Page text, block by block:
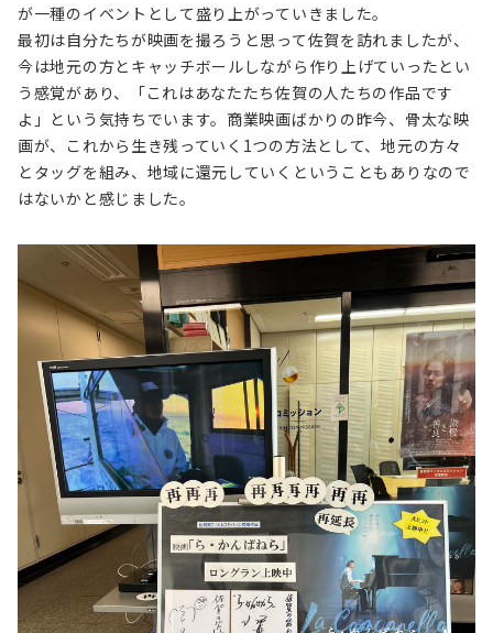
が一種のイベントとして盛り上がっていきました。
最初は自分たちが映画を撮ろうと思って佐賀を訪れましたが、
今は地元の方とキャッチボールしながら作り上げていったとい
う感覚があり、「これはあなたたち佐賀の人たちの作品です
よ」という気持ちでいます。商業映画ばかりの昨今、骨太な映
画が、これから生き残っていく1つの方法として、地元の方々
とタッグを組み、地域に還元していくということもありなので
はないかと感じました。